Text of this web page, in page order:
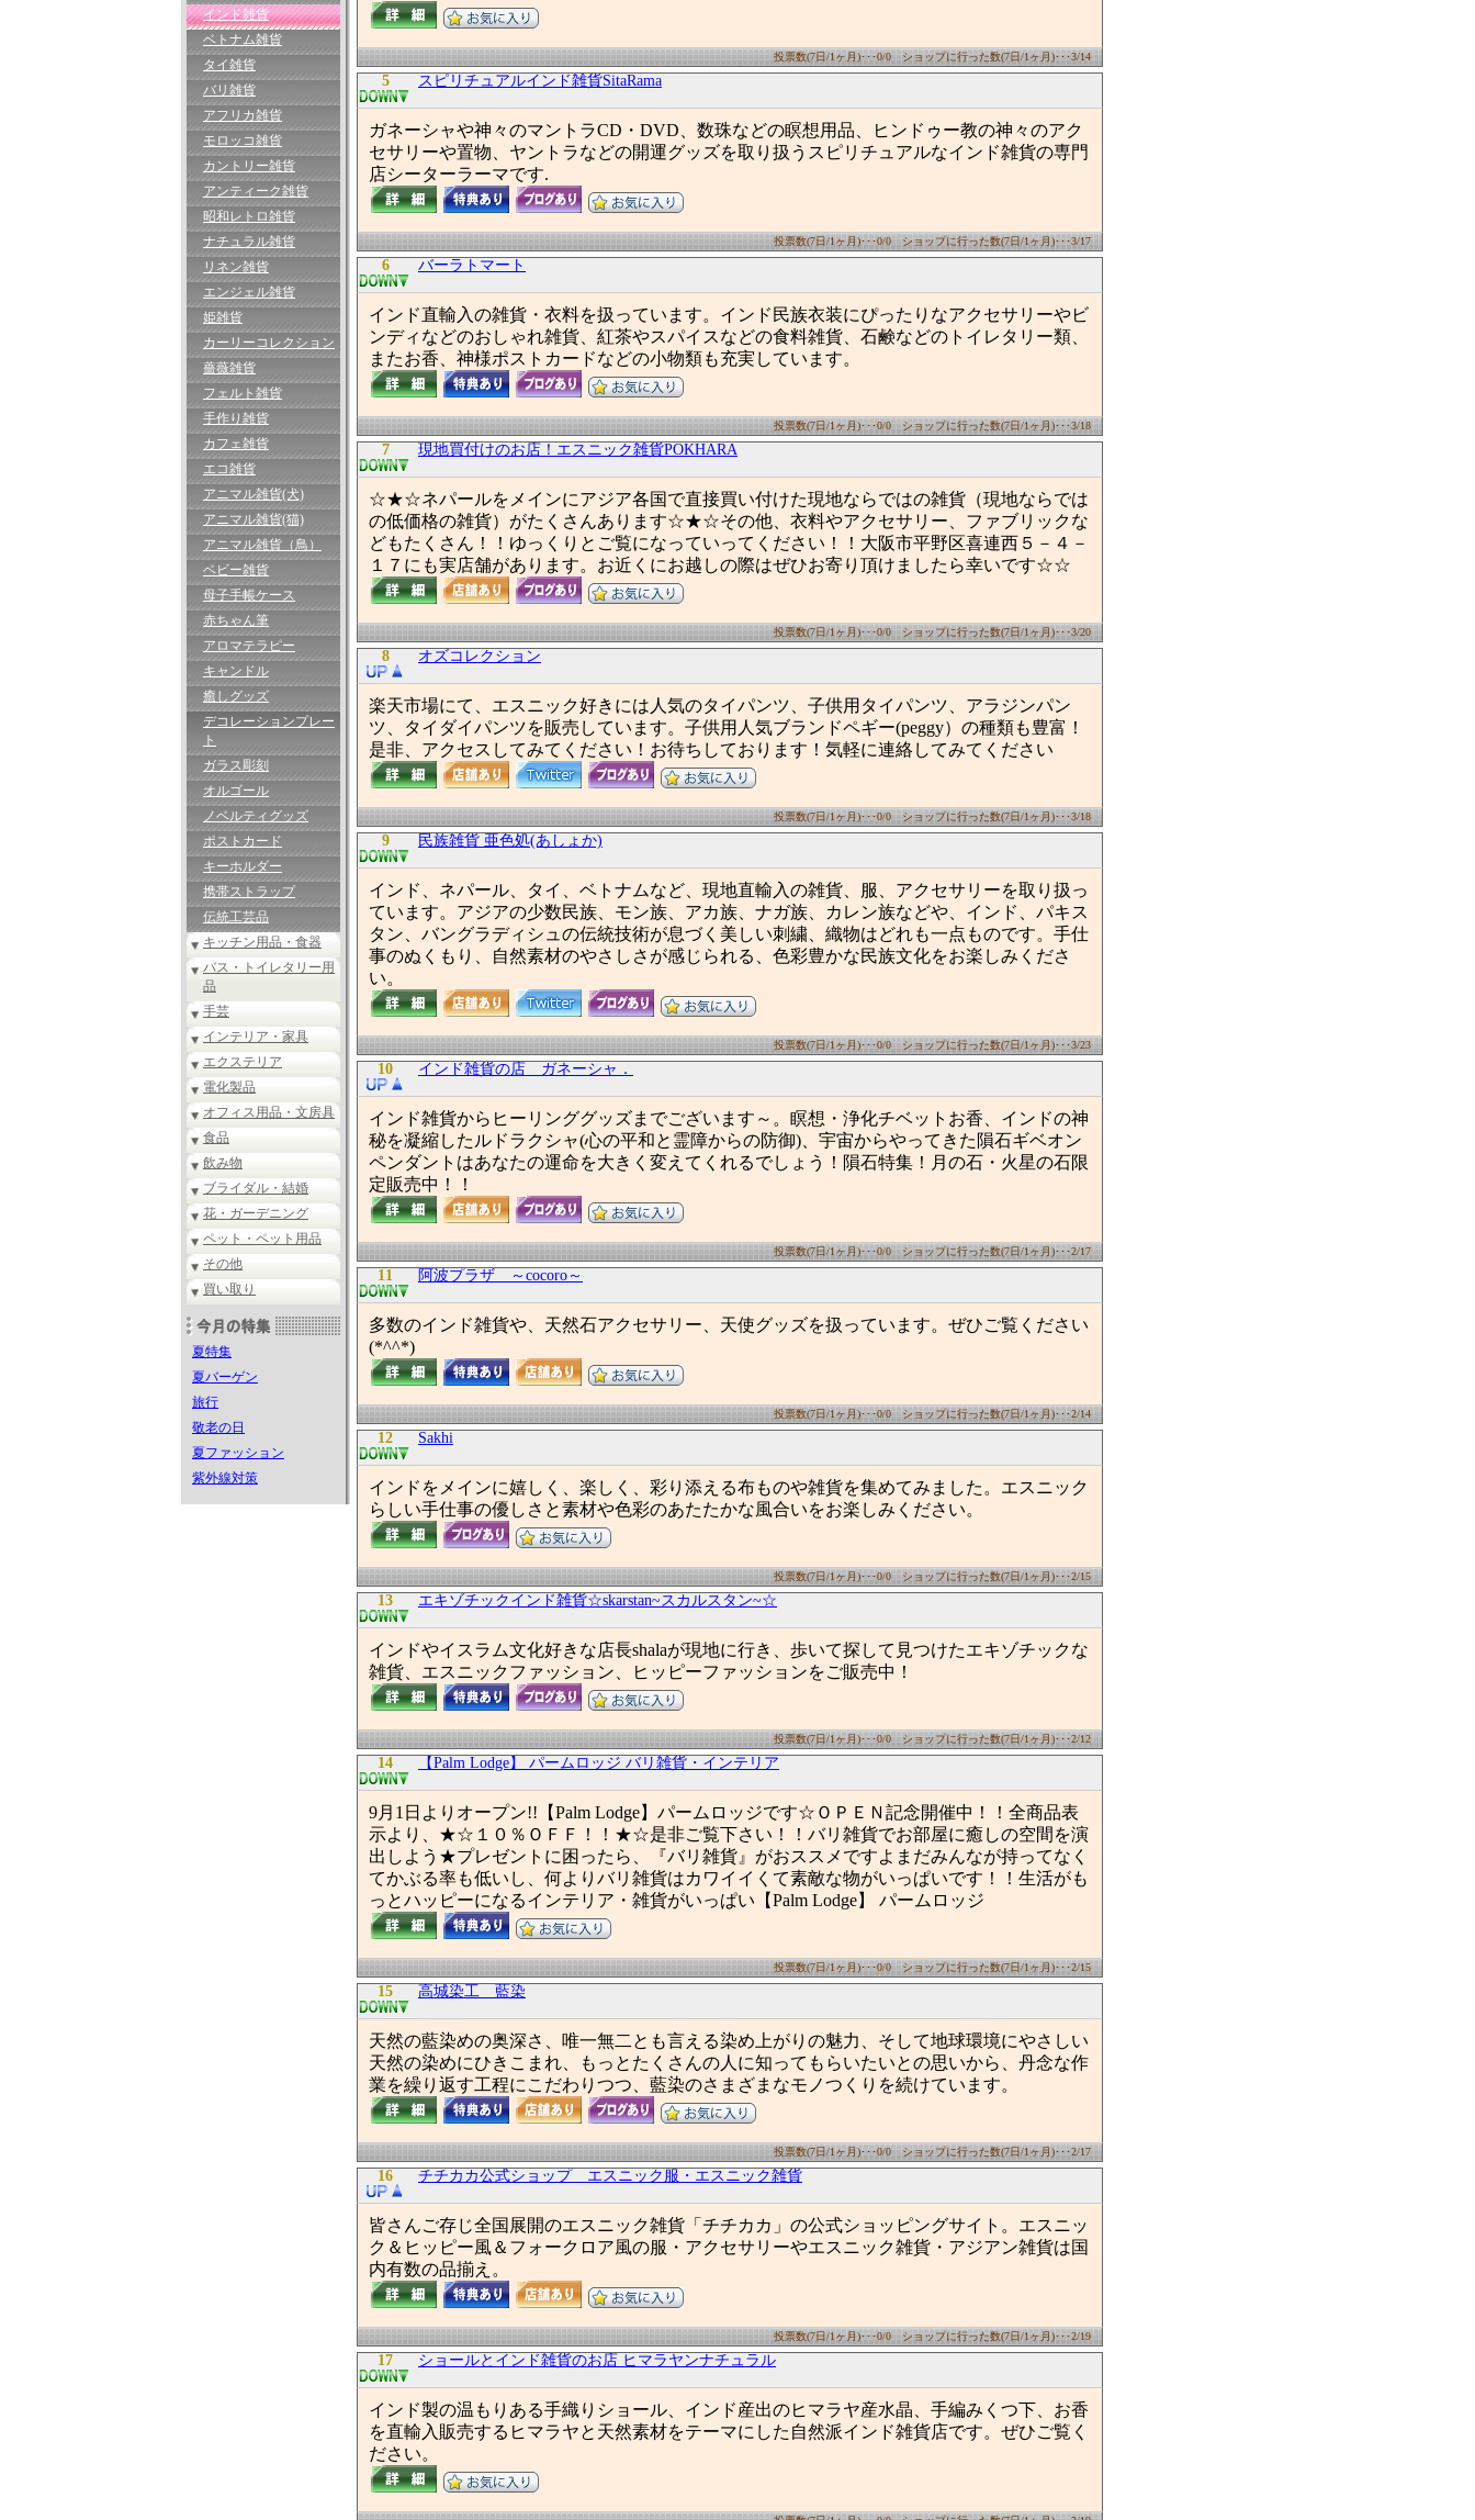
インド雑貨
ベトナム雑貨
タイ雑貨
バリ雑貨
アフリカ雑貨
モロッコ雑貨
カントリー雑貨
アンティーク雑貨
昭和レトロ雑貨
ナチュラル雑貨
リネン雑貨
エンジェル雑貨
姫雑貨
カーリーコレクション
薔薇雑貨
フェルト雑貨
手作り雑貨
カフェ雑貨
エコ雑貨
アニマル雑貨(犬)
アニマル雑貨(猫)
アニマル雑貨（鳥）
ベビー雑貨
母子手帳ケース
赤ちゃん筆
アロマテラピー
キャンドル
癒しグッズ
デコレーションプレー
ト
ガラス彫刻
オルゴール
ノベルティグッズ
ポストカード
キーホルダー
携帯ストラップ
伝統工芸品
キッチン用品・食器
バス・トイレタリー用
品
手芸
インテリア・家具
エクステリア
電化製品
オフィス用品・文房具
食品
飲み物
ブライダル・結婚
花・ガーデニング
ペット・ペット用品
その他
買い取り
夏特集
夏バーゲン
旅行
敬老の日
夏ファッション
紫外線対策
投票数(7日/1ヶ月)･･･0/0 ショップに行った数(7日/1ヶ月)･･･3/14
5 スピリチュアルインド雑貨SitaRama
ガネーシャや神々のマントラCD・DVD、数珠などの瞑想用品、ヒンドゥー教の神々のアク
セサリーや置物、ヤントラなどの開運グッズを取り扱うスピリチュアルなインド雑貨の専門
店シーターラーマです.
投票数(7日/1ヶ月)･･･0/0 ショップに行った数(7日/1ヶ月)･･･3/17
6 バーラトマート
インド直輸入の雑貨・衣料を扱っています。インド民族衣装にぴったりなアクセサリーやビ
ンディなどのおしゃれ雑貨、紅茶やスパイスなどの食料雑貨、石鹸などのトイレタリー類、
またお香、神様ポストカードなどの小物類も充実しています。
投票数(7日/1ヶ月)･･･0/0 ショップに行った数(7日/1ヶ月)･･･3/18
7 現地買付けのお店！エスニック雑貨POKHARA
☆★☆ネパールをメインにアジア各国で直接買い付けた現地ならではの雑貨（現地ならでは
の低価格の雑貨）がたくさんあります☆★☆その他、衣料やアクセサリー、ファブリックな
どもたくさん！！ゆっくりとご覧になっていってください！！大阪市平野区喜連西５－４－
１７にも実店舗があります。お近くにお越しの際はぜひお寄り頂けましたら幸いです☆☆
投票数(7日/1ヶ月)･･･0/0 ショップに行った数(7日/1ヶ月)･･･3/20
8 オズコレクション
楽天市場にて、エスニック好きには人気のタイパンツ、子供用タイパンツ、アラジンパン
ツ、タイダイパンツを販売しています。子供用人気ブランドペギー(peggy）の種類も豊富！
是非、アクセスしてみてください！お待ちしております！気軽に連絡してみてください
投票数(7日/1ヶ月)･･･0/0 ショップに行った数(7日/1ヶ月)･･･3/18
9 民族雑貨 亜色処(あしょか)
インド、ネパール、タイ、ベトナムなど、現地直輸入の雑貨、服、アクセサリーを取り扱っ
ています。アジアの少数民族、モン族、アカ族、ナガ族、カレン族などや、インド、パキス
タン、バングラディシュの伝統技術が息づく美しい刺繍、織物はどれも一点ものです。手仕
事のぬくもり、自然素材のやさしさが感じられる、色彩豊かな民族文化をお楽しみくださ
い。
投票数(7日/1ヶ月)･･･0/0 ショップに行った数(7日/1ヶ月)･･･3/23
10 インド雑貨の店 ガネーシャ．
インド雑貨からヒーリンググッズまでございます～。瞑想・浄化チベットお香、インドの神
秘を凝縮したルドラクシャ(心の平和と霊障からの防御)、宇宙からやってきた隕石ギベオン
ペンダントはあなたの運命を大きく変えてくれるでしょう！隕石特集！月の石・火星の石限
定販売中！！
投票数(7日/1ヶ月)･･･0/0 ショップに行った数(7日/1ヶ月)･･･2/17
11 阿波プラザ ～cocoro～
多数のインド雑貨や、天然石アクセサリー、天使グッズを扱っています。ぜひご覧ください
(*^^*)
投票数(7日/1ヶ月)･･･0/0 ショップに行った数(7日/1ヶ月)･･･2/14
12 Sakhi
インドをメインに嬉しく、楽しく、彩り添える布ものや雑貨を集めてみました。エスニック
らしい手仕事の優しさと素材や色彩のあたたかな風合いをお楽しみください。
投票数(7日/1ヶ月)･･･0/0 ショップに行った数(7日/1ヶ月)･･･2/15
13 エキゾチックインド雑貨☆skarstan~スカルスタン~☆
インドやイスラム文化好きな店長shalaが現地に行き、歩いて探して見つけたエキゾチックな
雑貨、エスニックファッション、ヒッピーファッションをご販売中！
投票数(7日/1ヶ月)･･･0/0 ショップに行った数(7日/1ヶ月)･･･2/12
14 【Palm Lodge】 パームロッジ バリ雑貨・インテリア
9月1日よりオープン!!【Palm Lodge】パームロッジです☆ＯＰＥＮ記念開催中！！全商品表
示より、★☆１０％ＯＦＦ！！★☆是非ご覧下さい！！バリ雑貨でお部屋に癒しの空間を演
出しよう★プレゼントに困ったら、『バリ雑貨』がおススメですよまだみんなが持ってなく
てかぶる率も低いし、何よりバリ雑貨はカワイイくて素敵な物がいっぱいです！！生活がも
っとハッピーになるインテリア・雑貨がいっぱい【Palm Lodge】 パームロッジ
投票数(7日/1ヶ月)･･･0/0 ショップに行った数(7日/1ヶ月)･･･2/15
15 高城染工 藍染
天然の藍染めの奥深さ、唯一無二とも言える染め上がりの魅力、そして地球環境にやさしい
天然の染めにひきこまれ、もっとたくさんの人に知ってもらいたいとの思いから、丹念な作
業を繰り返す工程にこだわりつつ、藍染のさまざまなモノつくりを続けています。
投票数(7日/1ヶ月)･･･0/0 ショップに行った数(7日/1ヶ月)･･･2/17
16 チチカカ公式ショップ エスニック服・エスニック雑貨
皆さんご存じ全国展開のエスニック雑貨「チチカカ」の公式ショッピングサイト。エスニッ
ク＆ヒッピー風＆フォークロア風の服・アクセサリーやエスニック雑貨・アジアン雑貨は国
内有数の品揃え。
投票数(7日/1ヶ月)･･･0/0 ショップに行った数(7日/1ヶ月)･･･2/19
17 ショールとインド雑貨のお店 ヒマラヤンナチュラル
インド製の温もりある手織りショール、インド産出のヒマラヤ産水晶、手編みくつ下、お香
を直輸入販売するヒマラヤと天然素材をテーマにした自然派インド雑貨店です。ぜひご覧く
ださい。